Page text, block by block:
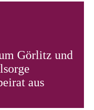
Görlitz und
aus